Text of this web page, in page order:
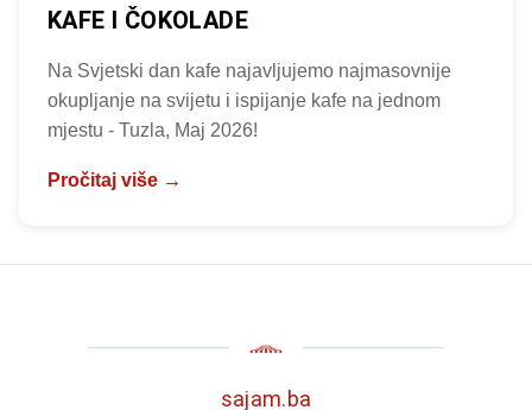
KAFE I ČOKOLADE
Na Svjetski dan kafe najavljujemo najmasovnije
okupljanje na svijetu i ispijanje kafe na jednom
mjestu - Tuzla, Maj 2026!
Pročitaj više →
sajam.ba